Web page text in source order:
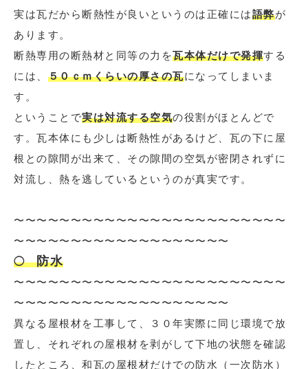
実は瓦だから断熱性が良いというのは正確には語弊が
あります。
断熱専用の断熱材と同等の力を瓦本体だけで発揮する
には、 ５０ｃｍくらいの厚さの瓦になってしまいま
す。
ということで実は対流する空気の役割がほとんどで
す。瓦本体にも少しは断熱性があるけど、瓦の下に屋
根との隙間が出来て、その隙間の空気が密閉されずに
対流し、熱を逃しているというのが真実です。
〜〜〜〜〜〜〜〜〜〜〜〜〜〜〜〜〜〜〜〜〜〜〜〜
〜〜〜〜〜〜〜〜〜〜〜〜〜〜〜〜〜〜〜
◯防水
〜〜〜〜〜〜〜〜〜〜〜〜〜〜〜〜〜〜〜〜〜〜〜〜
〜〜〜〜〜〜〜〜〜〜〜〜〜〜〜〜〜〜〜
異なる屋根材を工事して、３０年実際に同じ環境で放
置し、それぞれの屋根材を剥がして下地の状態を確認
したところ、和瓦の屋根材だけでの防水（一次防水）